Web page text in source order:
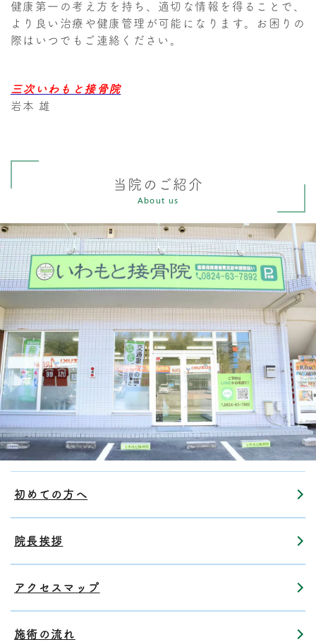
健康第一の考え方を持ち、適切な情報を得ることで、
より良い治療や健康管理が可能になります。お困りの
際はいつでもご連絡ください。
三次いわもと接骨院
岩本 雄
当院のご紹介
About us
初めての方へ
院長挨拶
アクセスマップ
施術の流れ